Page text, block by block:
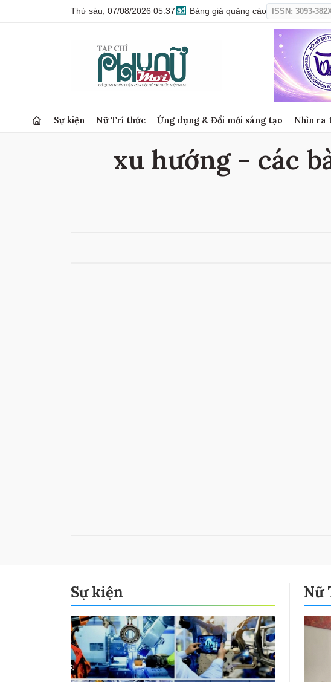
Thứ sáu, 07/08/2026 05:37 Bảng giá quảng cáo ISSN: 3093-
Sự kiện Nữ Trí thức Ứng dụng & Đổi mới sáng tạo Nhìn ra
xu hướng - các
Sự kiện Nữ